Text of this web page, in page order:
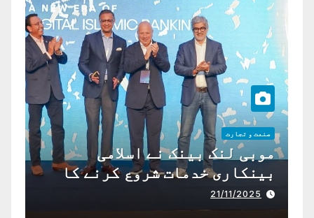
صنعت و تجارت
موبی لنک بینک نے اسلامی
بینکاری خدمات شروع کرنے کا
اعلان کیا ہے،
21/11/2025